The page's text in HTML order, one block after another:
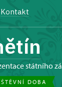
Kontakt
státního
DOBA